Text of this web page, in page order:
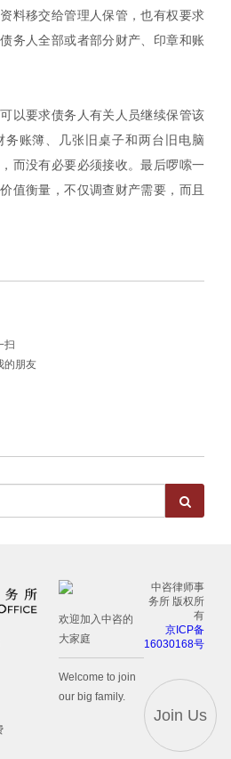
料移交给管理人保管，也有权要求
务人全部或者部分财产、印章和账
以要求债务人有关人员继续保管该
账簿、几张旧桌子和两台旧电脑
而没有必要必须接收。最后啰嗦一
值衡量，不仅调查财产需要，而且
扫
的朋友
欢迎加入中咨的
大家庭
Welcome to join
our big family.
中咨律师事
务所 版权所
有
京ICP备
16030168号
Join Us